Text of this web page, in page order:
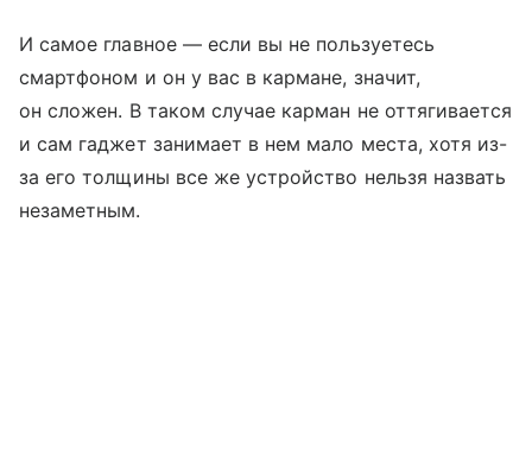
И самое главное — если вы не пользуетесь
смартфоном и он у вас в кармане, значит,
он сложен. В таком случае карман не оттягивается
и сам гаджет занимает в нем мало места, хотя из-
за его толщины все же устройство нельзя назвать
незаметным.